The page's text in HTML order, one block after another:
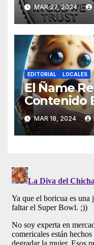
Tendrán
MAR 27, 2024
EDITORIAL LOCALES
El Ñame
Contenido
Generado
Artificial
MAR 18, 2024